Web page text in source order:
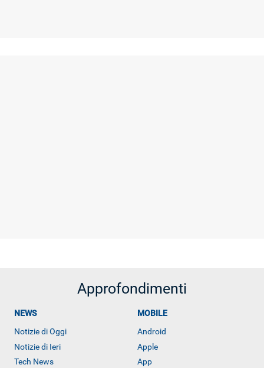
Approfondimenti
NEWS
Notizie di Oggi
Notizie di Ieri
Tech News
MOBILE
Android
Apple
App